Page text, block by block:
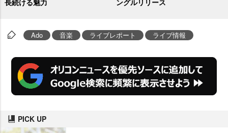
長続ける魅力
ングルリリース
Ado 音楽 ライブレポート ライブ情報
PICK UP